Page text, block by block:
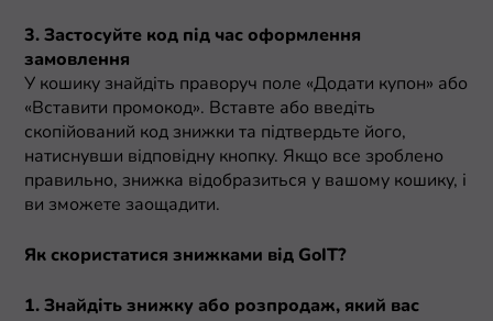
3. Застосуйте код під час оформлення
замовлення
У кошику знайдіть праворуч поле «Додати купон» або
«Вставити промокод». Вставте або введіть
скопійований код знижки та підтвердьте його,
натиснувши відповідну кнопку. Якщо все зроблено
правильно, знижка відобразиться у вашому кошику, і
ви зможете заощадити.
Як скористатися знижками від GoIT?
1. Знайдіть знижку або розпродаж, який вас